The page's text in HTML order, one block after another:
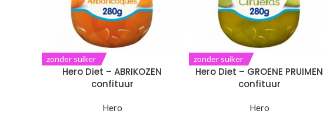
zonder suiker
Hero Diet – ABRIKOZEN
confituur
Hero
zonder suiker
Hero Diet – GROENE PRUIMEN
confituur
Hero